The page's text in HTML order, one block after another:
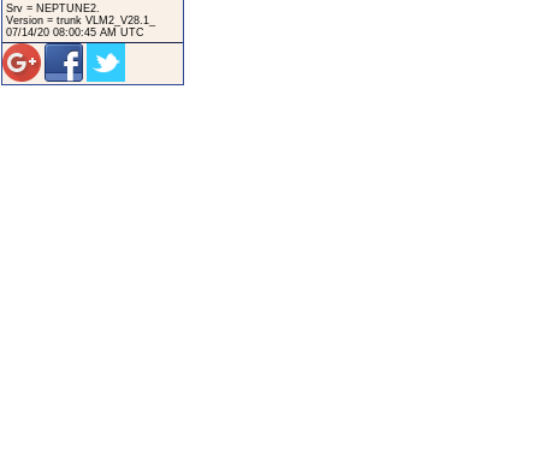
Srv = NEPTUNE2.
Version = trunk VLM2_V28.1_
07/14/20 08:00:45 AM UTC